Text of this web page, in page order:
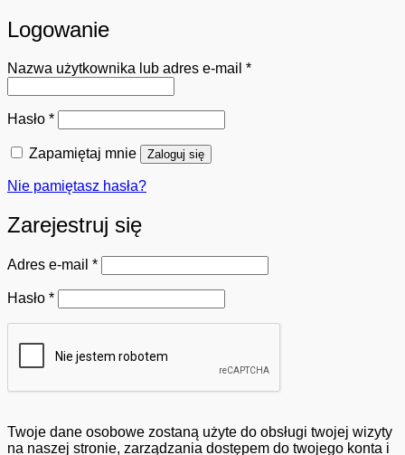
Logowanie
Nazwa użytkownika lub adres e-mail *Wymagane
Hasło *Wymagane
Zapamiętaj mnie Zaloguj się
Nie pamiętasz hasła?
Zarejestruj się
Adres e-mail *Wymagane
Hasło *Wymagane
Twoje dane osobowe zostaną użyte do obsługi twojej wizyty
na naszej stronie, zarządzania dostępem do twojego konta i